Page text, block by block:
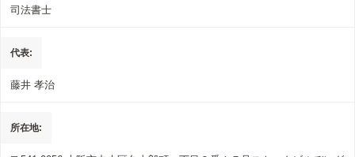
司法書士
代表
藤井 孝治
所在地